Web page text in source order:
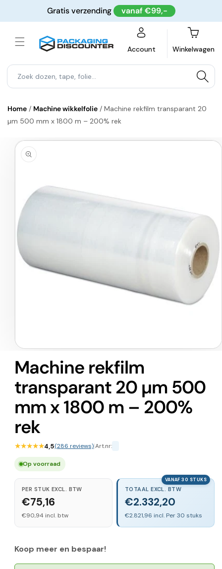
content
Gratis verzending vanaf €99,-
Account Winkelwagen
Home / Machine wikkelfolie / Machine rekfilm transparant 20
µm 500 mm x 1800 m – 200% rek
direct naar
1
openen
in
modaal
Machine rekfilm
transparant 20 µm 500
mm x 1800 m – 200%
rek
★★★★★4,5(286 reviews)|Art.nr:
Op voorraad
PER STUK EXCL. BTW
€75,16
€90,94 incl. btw
VANAF 30 STUKS
TOTAAL EXCL. BTW
€2.332,20
€2.821,96 incl. Per 30 stuks
Koop meer en bespaar!